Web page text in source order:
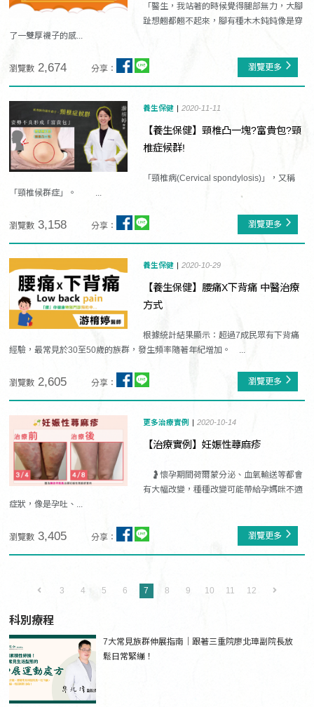
「醫生，我站著的時候覺得腿部無力，大腳
趾想翹都翹不起來，腳有種木木鈍鈍像是穿
了一雙厚襪子的感...
瀏覽數 2,674 分享： 瀏覽更多
養生保健 2020-11-11
【養生保健】頸椎凸一塊?富貴包?頸
椎症候群!
「頸椎病(Cervical spondylosis)」，又稱
「頸椎候群症」。 ...
瀏覽數 3,158 分享： 瀏覽更多
養生保健 2020-10-29
【養生保健】腰痛X下背痛 中醫治療
方式
根據統計結果顯示：超過7成民眾有下背痛
經驗，最常見於30至50歲的族群，發生頻率隨著年紀增加。 ...
瀏覽數 2,605 分享： 瀏覽更多
更多治療實例 2020-10-14
【治療實例】妊娠性蕁麻疹
🤰懷孕期間荷爾蒙分泌、血氧輸送等都會
有大幅改變，種種改變可能帶給孕媽咪不適
症狀，像是孕吐、...
瀏覽數 3,405 分享： 瀏覽更多
3 4 5 6 7 8 9 10 11 12
科別療程
7大常見族群伸展指南｜跟著三重院廖北璋副院長放
鬆日常緊繃！